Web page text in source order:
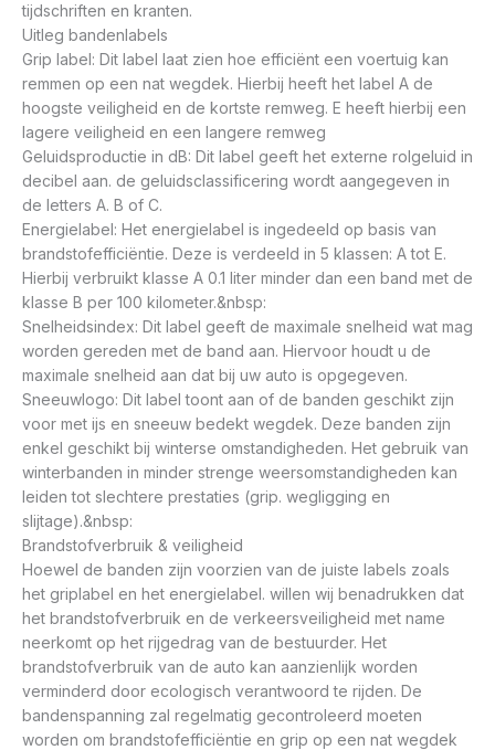
tijdschriften en kranten.
Uitleg bandenlabels
Grip label: Dit label laat zien hoe efficiënt een voertuig kan
remmen op een nat wegdek. Hierbij heeft het label A de
hoogste veiligheid en de kortste remweg. E heeft hierbij een
lagere veiligheid en een langere remweg
Geluidsproductie in dB: Dit label geeft het externe rolgeluid in
decibel aan. de geluidsclassificering wordt aangegeven in
de letters A. B of C.
Energielabel: Het energielabel is ingedeeld op basis van
brandstofefficiëntie. Deze is verdeeld in 5 klassen: A tot E.
Hierbij verbruikt klasse A 0.1 liter minder dan een band met de
klasse B per 100 kilometer.&nbsp:
Snelheidsindex: Dit label geeft de maximale snelheid wat mag
worden gereden met de band aan. Hiervoor houdt u de
maximale snelheid aan dat bij uw auto is opgegeven.
Sneeuwlogo: Dit label toont aan of de banden geschikt zijn
voor met ijs en sneeuw bedekt wegdek. Deze banden zijn
enkel geschikt bij winterse omstandigheden. Het gebruik van
winterbanden in minder strenge weersomstandigheden kan
leiden tot slechtere prestaties (grip. wegligging en
slijtage).&nbsp:
Brandstofverbruik & veiligheid
Hoewel de banden zijn voorzien van de juiste labels zoals
het griplabel en het energielabel. willen wij benadrukken dat
het brandstofverbruik en de verkeersveiligheid met name
neerkomt op het rijgedrag van de bestuurder. Het
brandstofverbruik van de auto kan aanzienlijk worden
verminderd door ecologisch verantwoord te rijden. De
bandenspanning zal regelmatig gecontroleerd moeten
worden om brandstofefficiëntie en grip op een nat wegdek